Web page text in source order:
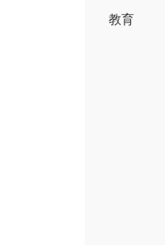
教育